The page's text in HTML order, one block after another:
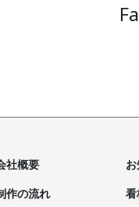
社概要
作の流れ